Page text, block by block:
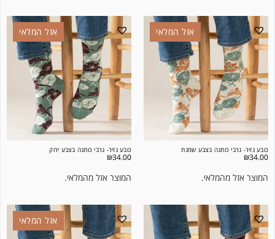
אזל המלאי
כובע נזיר- גרבי כותנה בצבע שמנת
₪34.00
המוצר אזל מהמלאי.
אזל המלאי
כובע נזיר- גרבי כותנה בצבע ירוק
₪34.00
המוצר אזל מהמלאי.
אזל המלאי